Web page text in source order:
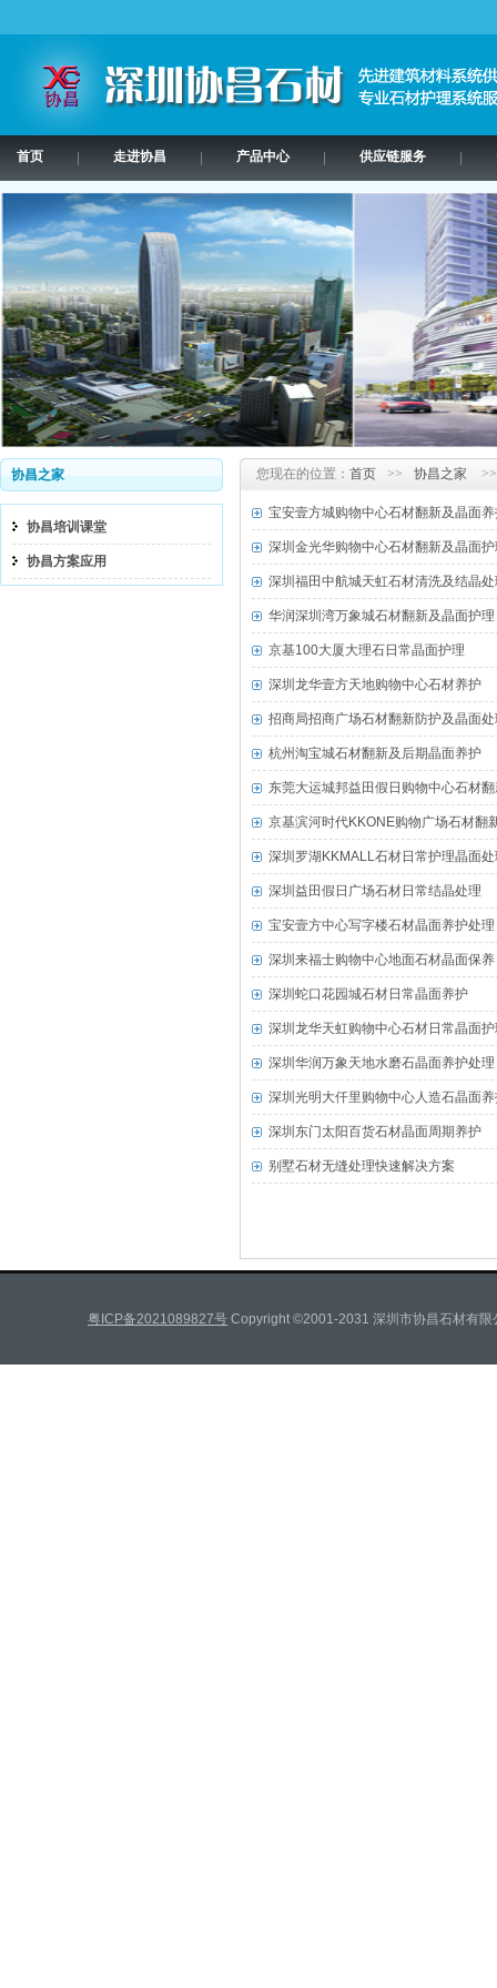
首页 走进协昌 产品中心 供应链服务
协昌之家
协昌培训课堂
协昌方案应用
您现在的位置： 首页 >> 协昌之家 >>
宝安壹方城购物中心石材翻新及晶面
深圳金光华购物中心石材翻新及晶面
深圳福田中航城天虹石材清洗及结晶
华润深圳湾万象城石材翻新及晶面护理
京基100大厦大理石日常晶面护理
深圳龙华壹方天地购物中心石材养护
招商局招商广场石材翻新防护及晶面
杭州淘宝城石材翻新及后期晶面养护
东莞大运城邦益田假日购物中心石材
京基滨河时代KKONE购物广场石材翻
深圳罗湖KKMALL石材日常护理晶面
深圳益田假日广场石材日常结晶处理
宝安壹方中心写字楼石材晶面养护处理
深圳来福士购物中心地面石材晶面保养
深圳蛇口花园城石材日常晶面养护
深圳龙华天虹购物中心石材日常晶面
深圳华润万象天地水磨石晶面养护处理
深圳光明大仟里购物中心人造石晶面
深圳东门太阳百货石材晶面周期养护
别墅石材无缝处理快速解决方案
粤ICP备2021089827号 Copyright ©2001-2031 深圳市协昌石材有